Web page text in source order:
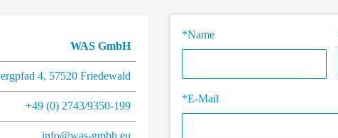
WAS GmbH
4, 57520 Friedewald
+49 (0) 2743/9350-199
info@was-gmbh.eu
*Name
*E-Mail